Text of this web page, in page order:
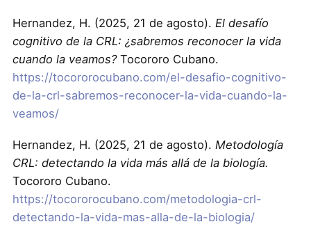
Hernandez, H. (2025, 21 de agosto). El desafío
cognitivo de la CRL: ¿sabremos reconocer la vida
cuando la veamos?Tocororo Cubano.
https://tocororocubano.com/el-desafio-cognitivo-
de-la-crl-sabremos-reconocer-la-vida-cuando-la-
veamos/
Hernandez, H. (2025, 21 de agosto). Metodología
CRL: detectando la vida más allá de la biología.
Tocororo Cubano.
https://tocororocubano.com/metodologia-crl-
detectando-la-vida-mas-alla-de-la-biologia/